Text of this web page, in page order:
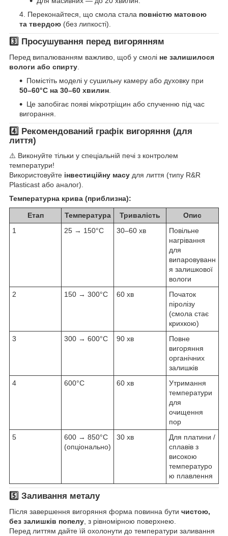
Переконайтеся, що смола стала повністю матовою
та твердою (без липкості).
3️⃣ Просушування перед вигорянням
Перед випалюванням важливо, щоб у смолі не залишилося
вологи або спирту
Помістіть моделі у сушильну камеру або духовку при
50–60°C на 30–60 хвилин
Це запобігає появі мікротріщин або спученню під час
вигорання.
4️⃣ Рекомендований графік вигоряння (для
лиття)
⚠️ Виконуйте тільки у спеціальній печі з контролем
температури!
Використовуйте інвестиційну масу для лиття (типу R&R
Plasticast або аналог).
Температурна крива (приблизна):
Етап Температура Тривалість
Опис
1
25 → 150°C 30–60 хв
Повільне
нагрівання
для
випаровуванн
я залишкової
вологи
2
150 → 300°C 60 хв
Початок
піролізу
(смола стає
крихкою)
3
300 → 600°C 90 хв
Повне
вигоряння
органічних
залишків
4
600°C 60 хв
Утримання
температури
для
очищення
пор
5
600 → 850°C
(опціонально)
30 хв
Для платини /
сплавів з
високою
температуро
ю плавлення
5️⃣ Заливання металу
Після завершення вигоряння форма повинна бути чистою,
без залишків попелу, з рівномірною поверхнею.
Перед литтям дайте їй охолонути до температури заливання